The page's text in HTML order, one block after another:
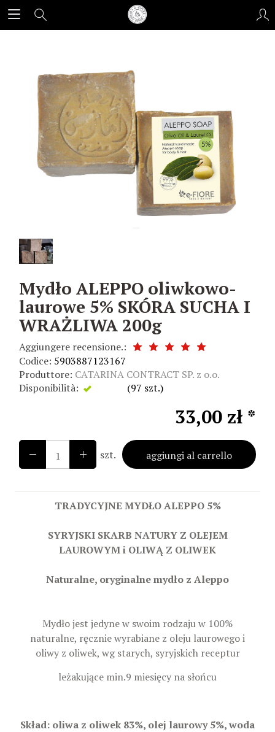
Mydło ALEPPO oliwkowo-
laurowe 5% SKÓRA SUCHA I
WRAŻLIWA 200g
Aggiungere recensione.:
Codice: 5903887123167
Produttore: CATARINA CONTRACT SP. z o.o.
Disponibilità:
(97 szt.)
33,00 zł *
szt. aggiungi al carrello
TRADYCYJNE MYDŁO ALEPPO 5%
SYRYJSKI SKARB NATURY Z OLEJEM
LAUROWYM i OLIWĄ Z OLIWEK
Naturalne, oryginalne mydło z Aleppo
Mydło jest jedyne w swoim rodzaju w 100%
naturalne, ręcznie wyrabiane z oleju laurowego i
oliwy z oliwek, wg starych, syryjskich receptur
leżakujące min.9 miesięcy na słońcu
Skład: oliwa z oliwek 83%, olej laurowy 5%, woda